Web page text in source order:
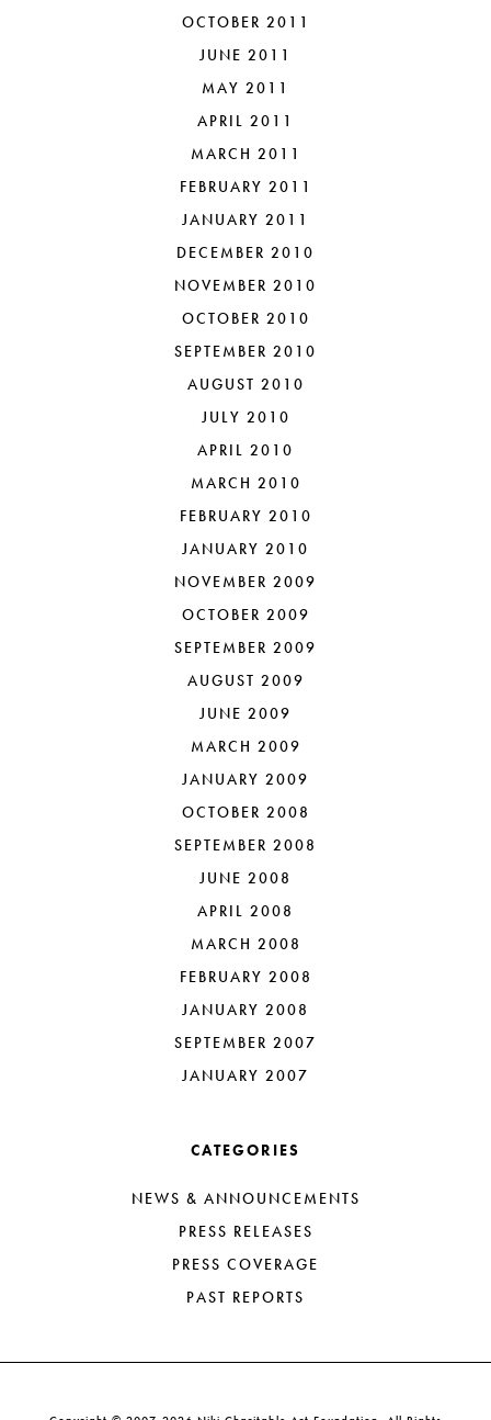
OCTOBER 2011
JUNE 2011
MAY 2011
APRIL 2011
MARCH 2011
FEBRUARY 2011
JANUARY 2011
DECEMBER 2010
NOVEMBER 2010
OCTOBER 2010
SEPTEMBER 2010
AUGUST 2010
JULY 2010
APRIL 2010
MARCH 2010
FEBRUARY 2010
JANUARY 2010
NOVEMBER 2009
OCTOBER 2009
SEPTEMBER 2009
AUGUST 2009
JUNE 2009
MARCH 2009
JANUARY 2009
OCTOBER 2008
SEPTEMBER 2008
JUNE 2008
APRIL 2008
MARCH 2008
FEBRUARY 2008
JANUARY 2008
SEPTEMBER 2007
JANUARY 2007
CATEGORIES
NEWS & ANNOUNCEMENTS
PRESS RELEASES
PRESS COVERAGE
PAST REPORTS